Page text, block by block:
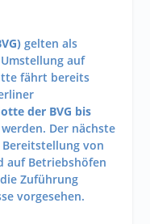
gelten als
auf
fährt bereits
der BVG bis
werden. Der nächste
von
auf Betriebshöfen
Zuführung
vorgesehen.